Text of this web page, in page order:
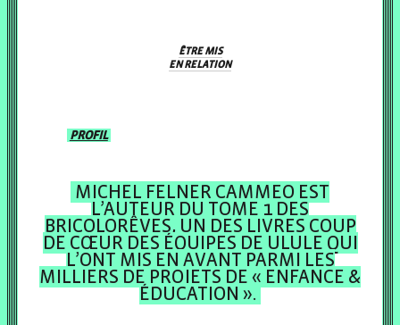
ÊTRE MIS
EN RELATION
PROFIL
MICHEL FELNER CAMMEO EST
L’AUTEUR DU TOME 1 DES
BRICOLORÊVES, UN DES LIVRES COUP
DE CŒUR DES ÉQUIPES DE ULULE QUI
L’ONT MIS EN AVANT PARMI LES
MILLIERS DE PROJETS DE « ENFANCE &
ÉDUCATION ».